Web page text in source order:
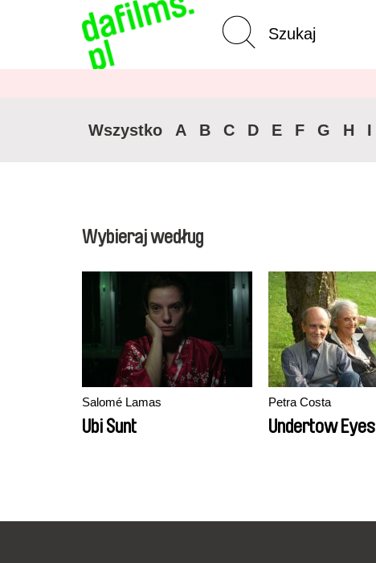
Wyszukiwanie
zaawansowane
Wszystko A B C D E F G H I
Wybieraj według
Salomé Lamas
Ubi Sunt
Petra Costa
Undertow Eyes